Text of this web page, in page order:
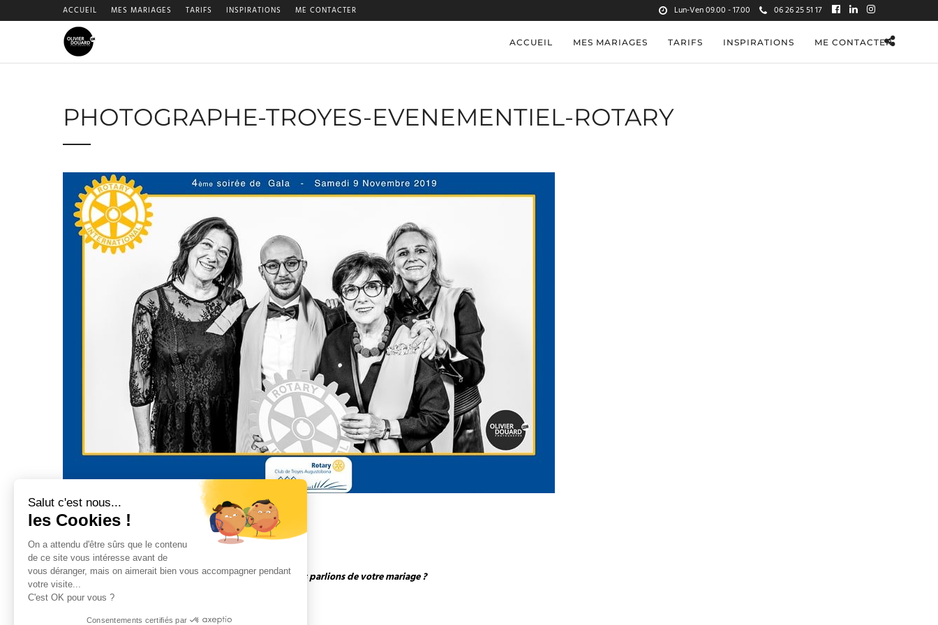
Salut c'est nous...
les Cookies !
On a attendu d'être sûrs que le contenu
de ce site vous intéresse avant de
vous déranger, mais on aimerait bien vous accompagner pendant
votre visite...
C'est OK pour vous ?
Consentements certifiés par
Lun-Ven 09.00 - 17.00 06 26 25 51 17
ACCUEIL MES MARIAGES TARIFS INSPIRATIONS ME CONTACTER
ACCUEIL MES MARIAGES TARIFS INSPIRATIONS ME CONTACTER
PHOTOGRAPHE-TROYES-EVENEMENTIEL-ROTARY
Contact Mentions légales & Politique
de Confidentialité
Et si nous parlions de votre mariage ?